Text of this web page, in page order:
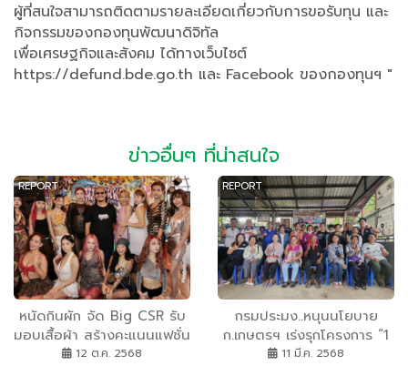
ผู้ที่สนใจสามารถติดตามรายละเอียดเกี่ยวกับการขอรับทุน และ
กิจกรรมของกองทุนพัฒนาดิจิทัล
เพื่อเศรษฐกิจและสังคม ได้ทางเว็บไซต์
https://defund.bde.go.th และ Facebook ของกองทุนฯ "
ข่าวอื่นๆ ที่น่าสนใจ
REPORT
หนัดกินผัก​ จัด​ Big CSR รับ
มอบเสื้อผ้า สร้างคะแนนแฟชั่น
โชว์สุดเขียว! ก่อนลุย “หนัดกิน
12 ต.ค. 2568
REPORT
กรมประมง..หนุนนโยบาย
ก.เกษตรฯ เร่งรุกโครงการ “1
ท้องถิ่น 1 สินค้าเกษตรมูลค่า
11 มี.ค. 2568